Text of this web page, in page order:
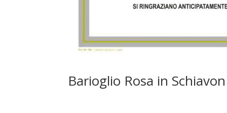
Barioglio Rosa in Schiavon